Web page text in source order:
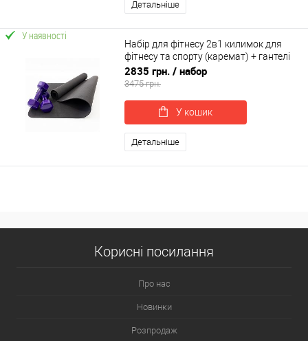
Детальніше
У наявності
Набір для фітнесу 2в1 килимок для
фітнесу та спорту (каремат) + гантелі
2шт по 6 кг OSPORT Set 21 (n-0052)
2835 грн. / набор
3475 грн.
У кошик
Детальніше
Корисні посилання
Про нас
Новинки
Розпродаж